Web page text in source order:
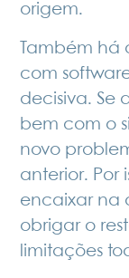
origem.
Também
com
decisiva. Se
bem com o
novo
anterior. Por
encaixar na
obrigar o
limitações